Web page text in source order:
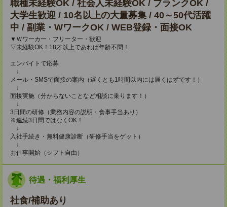
職種未経験OK / 社会人未経験OK / ブランクOK /
大学生歓迎 / 10名以上の大量募集 / 40～50代活躍
中 / 副業・WワークOK / WEB登録・面接OK
▼Ｗワーカー・フリーター・歓迎
▽未経験OK！18才以上であれば年齢不問！
エンバイトで応募
↓
メール・SMSで面接の案内（遅くとも1時間以内には届くはずです！）
↓
面接実施（分からないことなど相談に乗ります！）
↓
3日間の研修（業務内容の説明・食事手当あり）
※連続3日間ではなくOK！
↓
入社手続き・無料健康診断（研修手当をゲット）
↓
お仕事開始（シフト自由）
待遇・福利厚生
社食/補助あり